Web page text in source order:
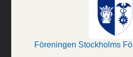
Föreningen Stockholms